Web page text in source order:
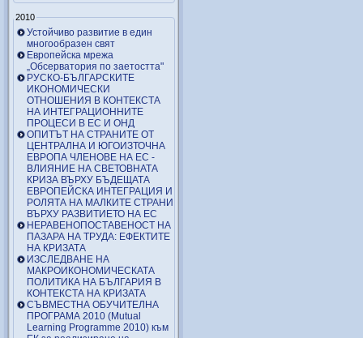
2010
Устойчиво развитие в един
многообразен свят
Европейска мрежа
„Обсерватория по заетостта"
РУСКО-БЪЛГАРСКИТЕ
ИКОНОМИЧЕСКИ
ОТНОШЕНИЯ В КОНТЕКСТА
НА ИНТЕГРАЦИОННИТЕ
ПРОЦЕСИ В ЕС И ОНД
ОПИТЪТ НА СТРАНИТЕ ОТ
ЦЕНТРАЛНА И ЮГОИЗТОЧНА
ЕВРОПА ЧЛЕНОВЕ НА ЕС -
ВЛИЯНИЕ НА СВЕТОВНАТА
КРИЗА ВЪРХУ БЪДЕЩАТА
ЕВРОПЕЙСКА ИНТЕГРАЦИЯ И
РОЛЯТА НА МАЛКИТЕ СТРАНИ
ВЪРХУ РАЗВИТИЕТО НА ЕС
НЕРАВЕНОПОСТАВЕНОСТ НА
ПАЗАРА НА ТРУДА: ЕФЕКТИТЕ
НА КРИЗАТА
ИЗСЛЕДВАНЕ НА
МАКРОИКОНОМИЧЕСКАТА
ПОЛИТИКА НА БЪЛГАРИЯ В
КОНТЕКСТА НА КРИЗАТА
СЪВМЕСТНА ОБУЧИТЕЛНА
ПРОГРАМА 2010 (Mutual
Learning Programme 2010) към